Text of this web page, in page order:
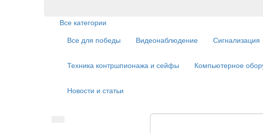
Все категории
Все для победы
Видеонаблюдение Сигнализация
Техника контршпионажа и сейфы Компьютерное
Новости и статьи